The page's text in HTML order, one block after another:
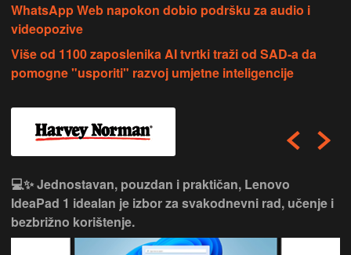
WhatsApp Web napokon dobio podršku za audio i
videopozive
Više od 1100 zaposlenika AI tvrtki traži od SAD-a da
pomogne "usporiti" razvoj umjetne inteligencije
💻✨ Jednostavan, pouzdan i praktičan, Lenovo
IdeaPad 1 idealan je izbor za svakodnevni rad, učenje i
bezbrižno korištenje.